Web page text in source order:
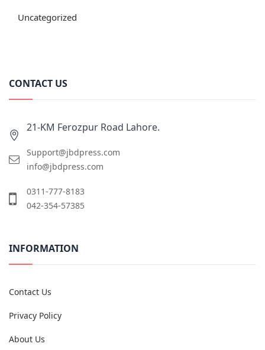
Uncategorized
CONTACT US
21-KM Ferozpur Road Lahore.
Support@jbdpress.com
info@jbdpress.com
0311-777-8183
042-354-57385
INFORMATION
Contact Us
Privacy Policy
About Us